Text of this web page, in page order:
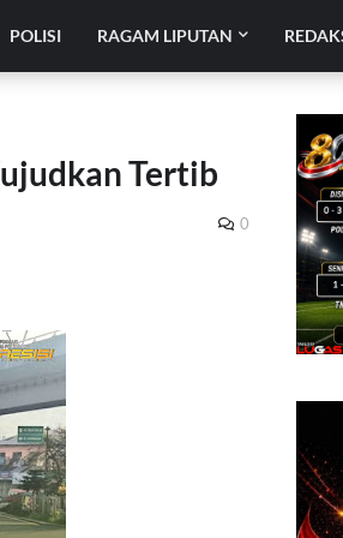
POLISI RAGAM LIPUTAN
Tertib
0